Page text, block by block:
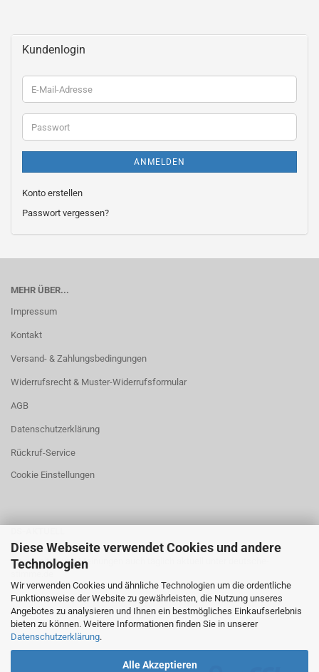
Diese Webseite verwendet Cookies und andere
Technologien
Wir verwenden Cookies und ähnliche Technologien um die ordentliche
Funktionsweise der Website zu gewährleisten, die Nutzung unseres
Angebotes zu analysieren und Ihnen ein bestmögliches Einkaufserlebnis
bieten zu können. Weitere Informationen finden Sie in unserer
Datenschutzerklärung.
Alle Akzeptieren
Kundenlogin
E-
Mail-
Adresse
Passwort
ANMELDEN
Konto erstellen
Passwort vergessen?
MEHR ÜBER...
Impressum
Kontakt
Versand- & Zahlungsbedingungen
Widerrufsrecht & Muster-Widerrufsformular
AGB
Datenschutzerklärung
Rückruf-Service
Cookie Einstellungen
Neuigkeiten und Meinungen auch täglich aktuell unter